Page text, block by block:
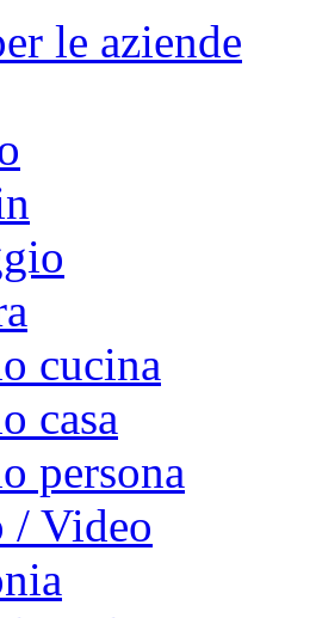
le aziende
cucina
casa
persona
/ Video